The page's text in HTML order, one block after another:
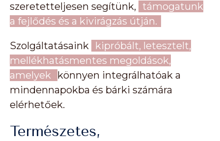
szeretetteljesen segítünk,
támogatunk
a fejlődés és a kivirágzás útján.
Szolgáltatásaink kipróbált, letesztelt,
mellékhatásmentes megoldások,
amelyek
könnyen integrálhatóak a
mindennapokba és bárki számára
elérhetőek.
Természetes,